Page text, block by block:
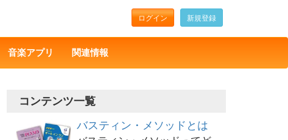
ログイン 新規登録
音楽アプリ 関連情報
コンテンツ一覧
バスティン・メソッドとは